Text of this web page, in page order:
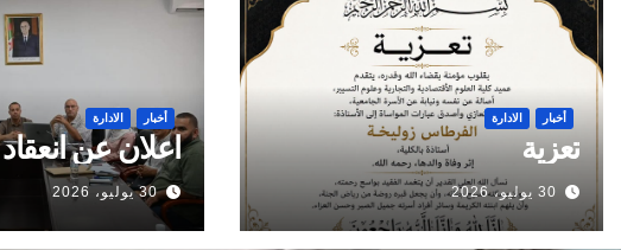
أخبار الادارة
تعزية
30 يوليو، 2026
أخبار الادارة
اعلان عن
30 يوليو، 2026